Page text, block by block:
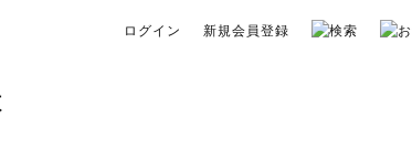
ログイン 新規会員登録